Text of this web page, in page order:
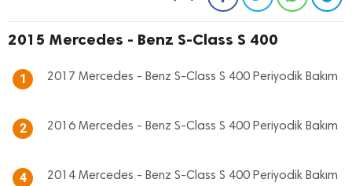
2015 Mercedes - Benz S-Class S 400
1 2017 Mercedes - Benz S-Class S 400 Periyodik Bakım
2 2016 Mercedes - Benz S-Class S 400 Periyodik Bakım
4 2014 Mercedes - Benz S-Class S 400 Periyodik Bakım